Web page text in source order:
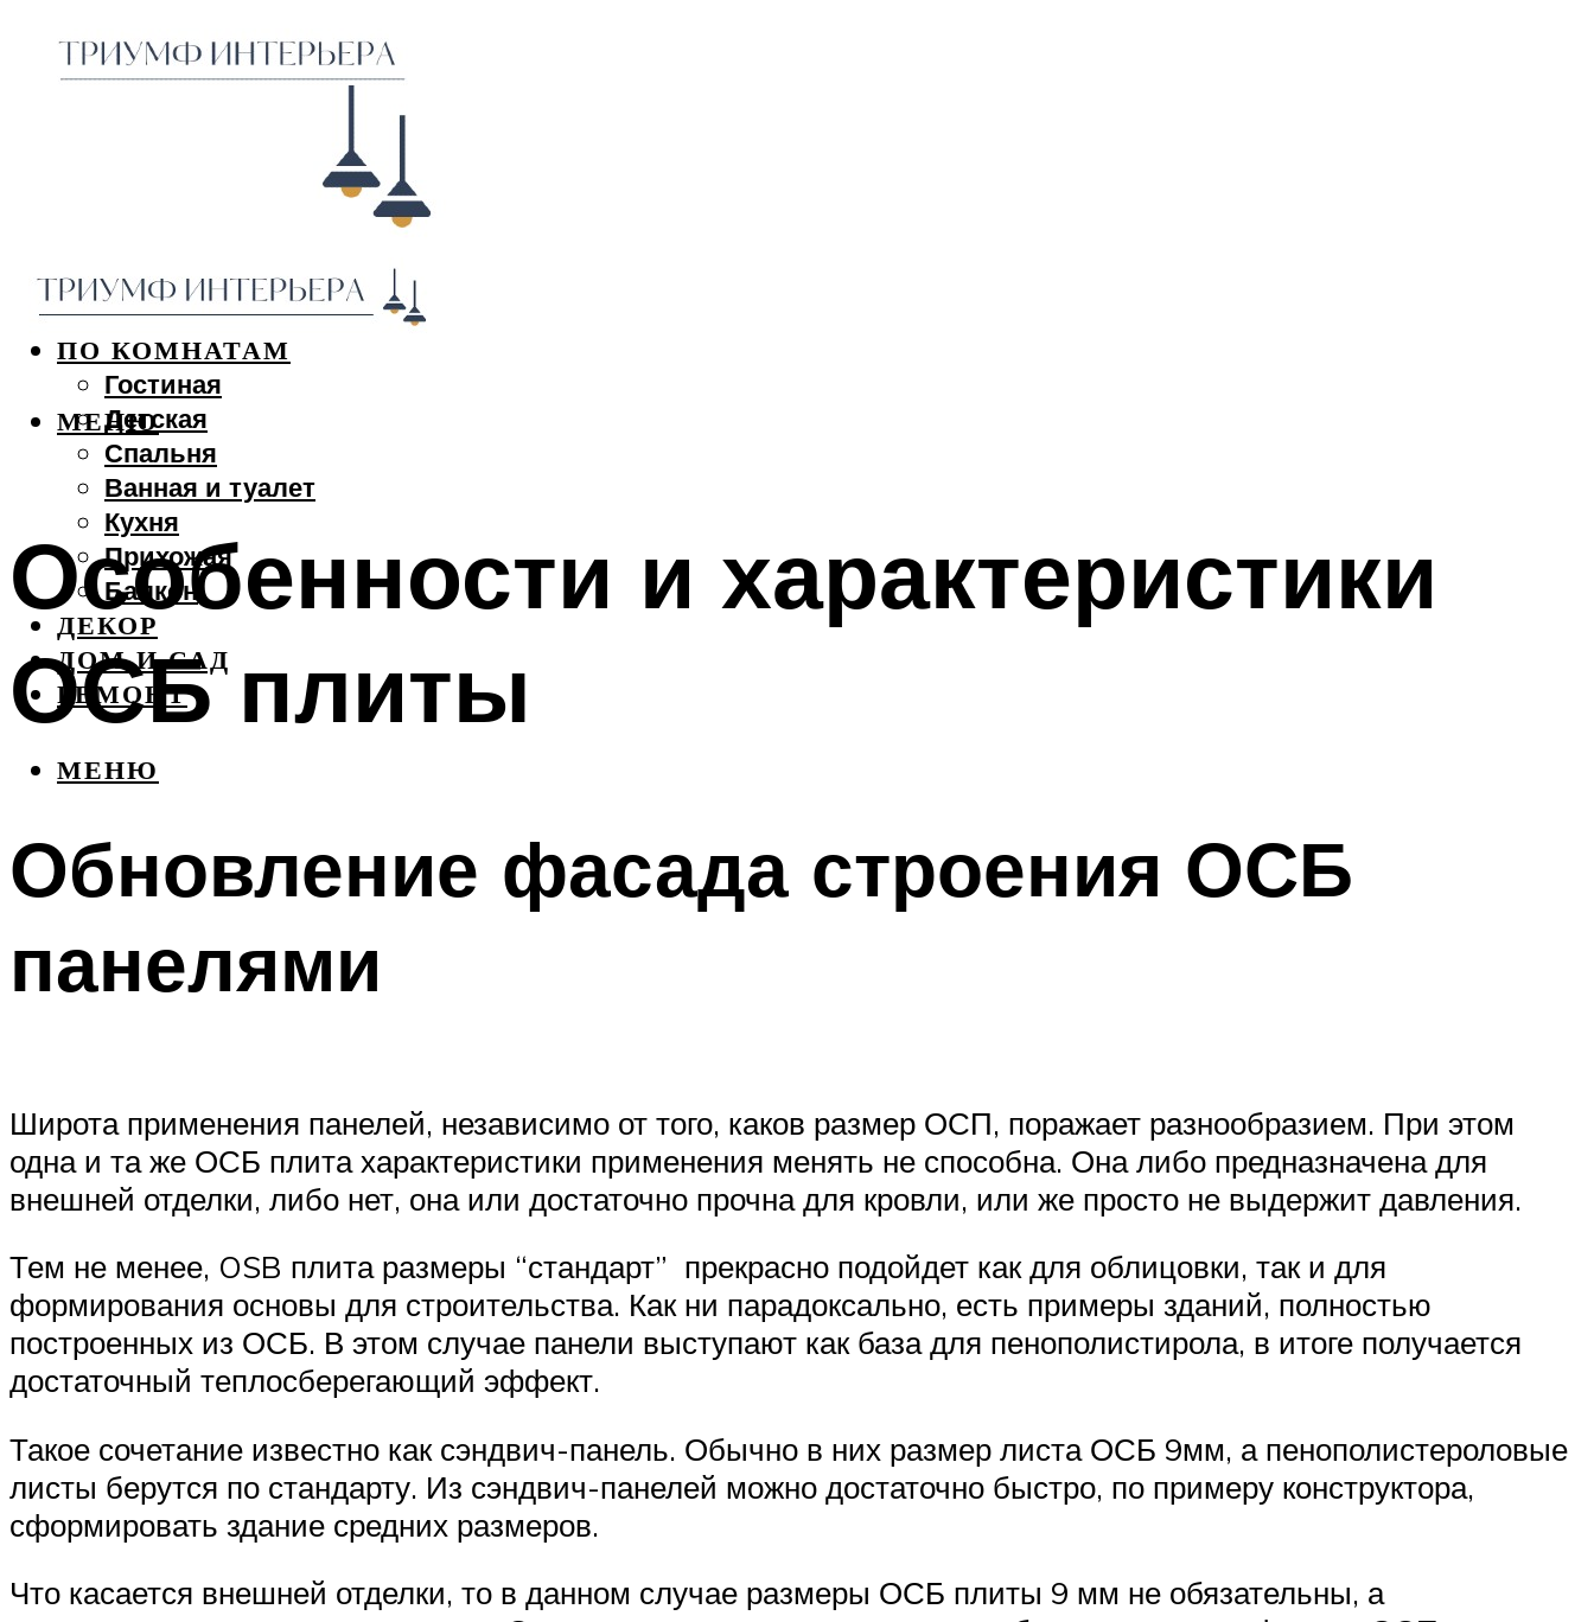
ДИЗАЙН ИНТЕРЬЕРА
ПО КОМНАТАМ
Гостиная
Детская
Спальня
Ванная и туалет
Кухня
Прихожая
Балкон
ДЕКОР
ДОМ И САД
РЕМОНТ
МЕНЮ
МЕНЮ
Особенности и характеристики
ОСБ плиты
Обновление фасада строения ОСБ
панелями
Широта применения панелей, независимо от того, каков размер ОСП, поражает разнообразием. При этом
одна и та же ОСБ плита характеристики применения менять не способна. Она либо предназначена для
внешней отделки, либо нет, она или достаточно прочна для кровли, или же просто не выдержит давления.
Тем не менее, OSB плита размеры “стандарт” прекрасно подойдет как для облицовки, так и для
формирования основы для строительства. Как ни парадоксально, есть примеры зданий, полностью
построенных из ОСБ. В этом случае панели выступают как база для пенополистирола, в итоге получается
достаточный теплосберегающий эффект.
Такое сочетание известно как сэндвич-панель. Обычно в них размер листа ОСБ 9мм, а пенополистероловые
листы берутся по стандарту. Из сэндвич-панелей можно достаточно быстро, по примеру конструктора,
сформировать здание средних размеров.
Что касается внешней отделки, то в данном случае размеры ОСБ плиты 9 мм не обязательны, а